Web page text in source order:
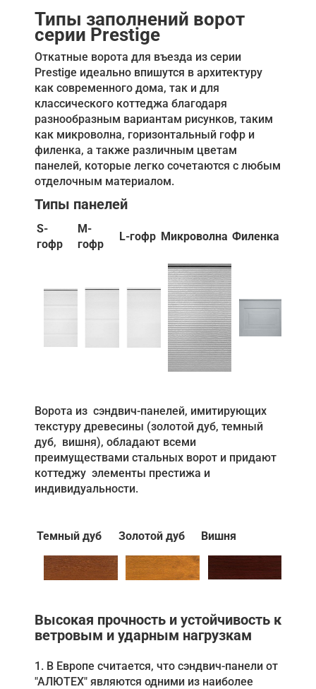
Типы заполнений ворот
серии Prestige
Откатные ворота для въезда из серии
Prestige идеально впишутся в архитектуру
как современного дома, так и для
классического коттеджа благодаря
разнообразным вариантам рисунков, таким
как микроволна, горизонтальный гофр и
филенка, а также различным цветам
панелей, которые легко сочетаются с любым
отделочным материалом.
Типы панелей
S-
гофр
M-
гофр
L-гофр Микроволна Филенка
Ворота из сэндвич-панелей, имитирующих
текстуру древесины (золотой дуб, темный
дуб, вишня), обладают всеми
преимуществами стальных ворот и придают
коттеджу элементы престижа и
индивидуальности.
Темный дуб Золотой дуб Вишня
Высокая прочность и устойчивость к
ветровым и ударным нагрузкам
1. В Европе считается, что сэндвич-панели от
"АЛЮТЕХ" являются одними из наиболее